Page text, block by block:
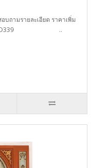
ถามรายละเอียด ราคาเพิ่ม
: WD339 ..